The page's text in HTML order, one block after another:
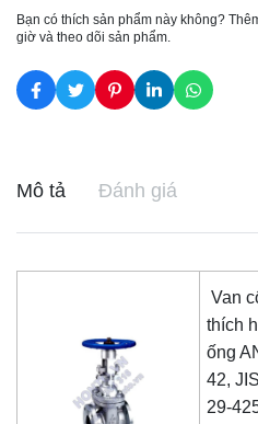
Bạn có thích sản phẩm này không?
giờ và theo dõi sản phẩm.
Mô tả Đánh giá
Van
thích
ống
42,
29-